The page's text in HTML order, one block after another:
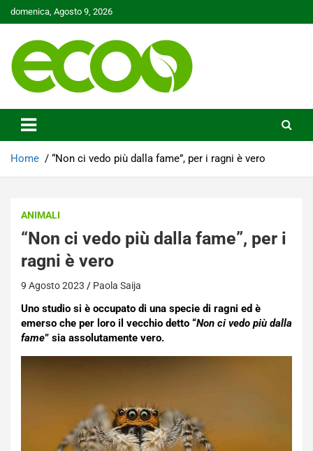
Skip
to
domenica, Agosto 9, 2026
Ecoo.it
Home “Non ci vedo più dalla fame”, per i ragni è vero
ANIMALI
“Non ci vedo più dalla fame”, per i
ragni è vero
9 Agosto 2023 Paola Saija
Uno studio si è occupato di una specie di ragni ed è
emerso che per loro il vecchio detto “Non ci vedo più dalla
fame” sia assolutamente vero.